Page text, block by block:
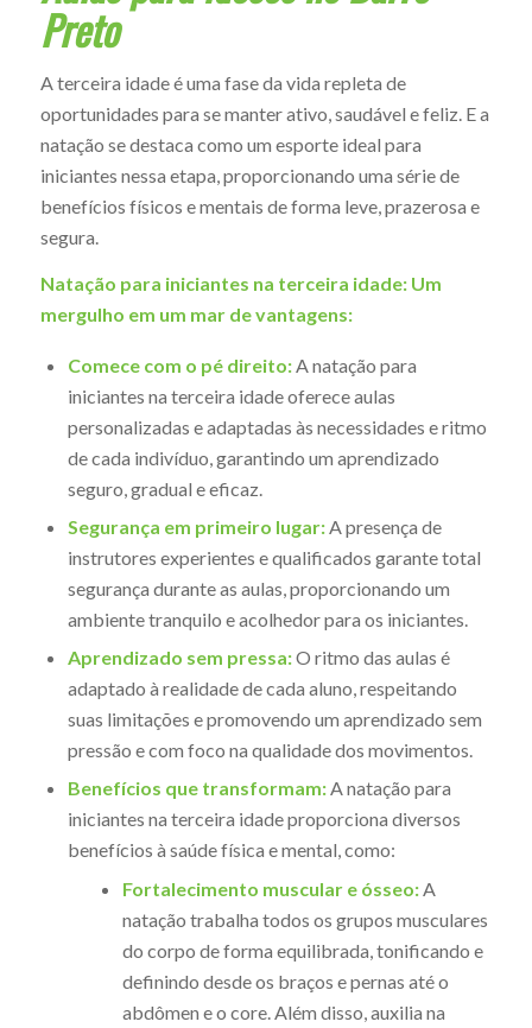
Preto
A terceira idade é uma fase da vida repleta de
oportunidades para se manter ativo, saudável e feliz. E a
natação se destaca como um esporte ideal para
iniciantes nessa etapa, proporcionando uma série de
benefícios físicos e mentais de forma leve, prazerosa e
segura.
Natação para iniciantes na terceira idade: Um
mergulho em um mar de vantagens:
Comece com o pé direito:A natação para
iniciantes na terceira idade oferece aulas
personalizadas e adaptadas às necessidades e ritmo
de cada indivíduo, garantindo um aprendizado
seguro, gradual e eficaz.
Segurança em primeiro lugar:A presença de
instrutores experientes e qualificados garante total
segurança durante as aulas, proporcionando um
ambiente tranquilo e acolhedor para os iniciantes.
Aprendizado sem pressa:O ritmo das aulas é
adaptado à realidade de cada aluno, respeitando
suas limitações e promovendo um aprendizado sem
pressão e com foco na qualidade dos movimentos.
Benefícios que transformam:A natação para
iniciantes na terceira idade proporciona diversos
benefícios à saúde física e mental, como:
Fortalecimento muscular e ósseo:A
natação trabalha todos os grupos musculares
do corpo de forma equilibrada, tonificando e
definindo desde os braços e pernas até o
abdômen e o core. Além disso, auxilia na